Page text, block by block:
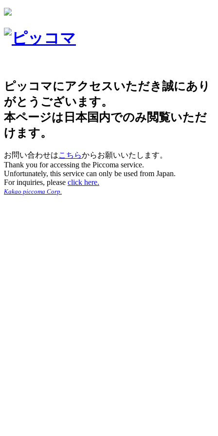
ピッコマにアクセスいただき誠にあり
がとうございます。
本ページは日本国内でのみ閲覧いただ
けます。
お問い合わせはこちらからお願いいたします。
Thank you for accessing the Piccoma service.
Unfortunately, this service can only be used from Japan.
For inquiries, please click here.
Kakao piccoma Corp.